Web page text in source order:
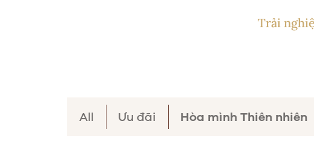
Trải
All Ưu đãi Hòa mình Thiên nhiên